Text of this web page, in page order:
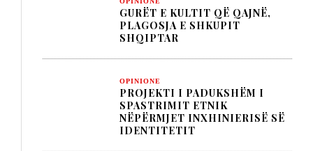
GURËT E KULTIT QË QAJNË,
PLAGOSJA E SHKUPIT
SHQIPTAR
OPINIONE
PROJEKTI I PADUKSHËM I
SPASTRIMIT ETNIK
NËPËRMJET INXHINIERISË SË
IDENTITETIT